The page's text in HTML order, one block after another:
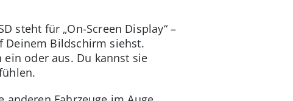
steht für „On-Screen Display“ –
Deinem Bildschirm siehst.
oder aus. Du kannst sie